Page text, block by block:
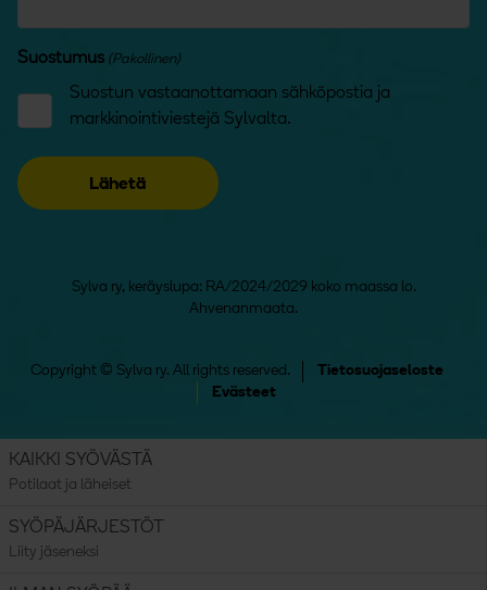
Suostumus (Pakollinen)
Suostun vastaanottamaan sähköpostia ja
markkinointiviestejä Sylvalta.
Sylva ry, keräyslupa: RA/2024/2029 koko maassa lo.
Ahvenanmaata.
Copyright © Sylva ry. All rights reserved.
Tietosuojaseloste
Evästeet
KAIKKI SYÖVÄSTÄ
Potilaat ja läheiset
SYÖPÄJÄRJESTÖT
Liity jäseneksi